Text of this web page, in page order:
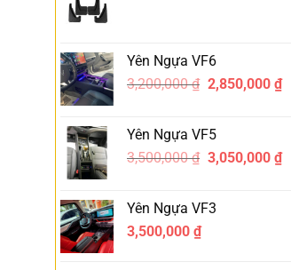
Yên Ngựa VF6
3,200,000₫ 2,850,000 ₫
Yên Ngựa VF5
3,500,000₫ 3,050,000 ₫
Yên Ngựa VF3
3,500,000 ₫